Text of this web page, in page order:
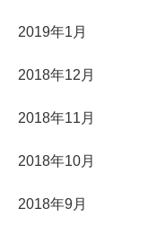
2019年1月
2018年12月
2018年11月
2018年10月
2018年9月